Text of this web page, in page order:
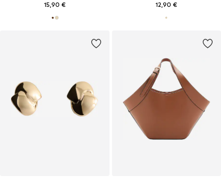
15,90 € 12,90 €